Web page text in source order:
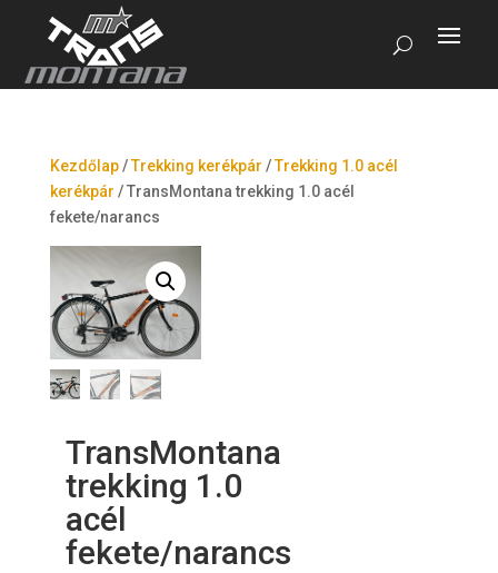
Kezdőlap/Trekking kerékpár /Trekking 1.0 acél
kerékpár /TransMontana trekking 1.0 acél
fekete/narancs
TransMontana
trekking 1.0
acél
fekete/narancs